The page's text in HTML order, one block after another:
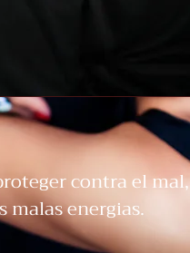
contra el mal,
malas energias.